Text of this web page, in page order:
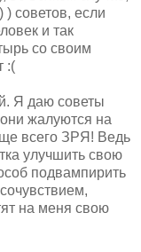
советов, если
и так
со своим
:(
Я даю советы
жалуются на
всего ЗРЯ! Ведь
улучшить свою
подвампирить
на меня свою